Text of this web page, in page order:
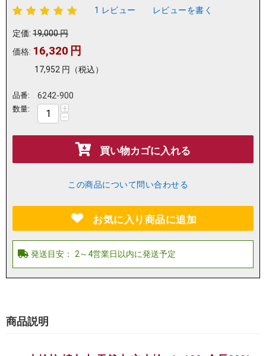
1 レビュー レビューを書く
定価: 19,000円
価格: 16,320 円
17,952 円 （税込）
品番: 6242-900
数量: +
−
買い物カゴに入れる
この商品について問い合わせる
お気に入り商品に追加
商品説明